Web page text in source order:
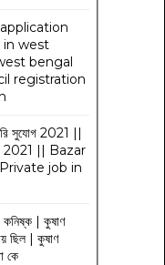
in west
bengal
registration
সুযোগ 2021 ||
|| Bazar
job in
কনিষ্ক | কুষাণ
ছিল | কুষাণ
কে